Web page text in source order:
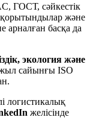
ГОСТ, сәйкестік
қорытындылар және
басқа да
экология және
сайынғы ISO
логистикалық
желісінде